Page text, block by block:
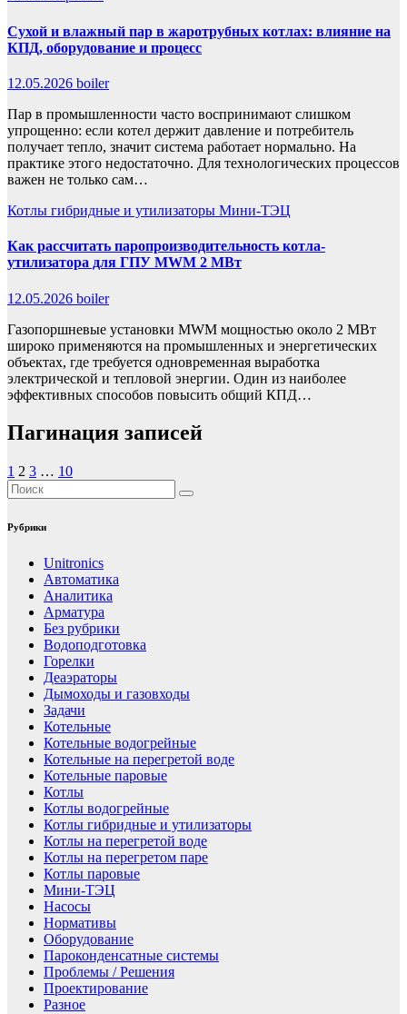
Сухой и влажный пар в жаротрубных котлах: влияние на
КПД, оборудование и процесс
12.05.2026 boiler
Пар в промышленности часто воспринимают слишком
упрощенно: если котел держит давление и потребитель
получает тепло, значит система работает нормально. На
практике этого недостаточно. Для технологических процессов
важен не только сам…
Котлы гибридные и утилизаторы Мини-ТЭЦ
Как рассчитать паропроизводительность котла-
утилизатора для ГПУ MWM 2 МВт
12.05.2026 boiler
Газопоршневые установки MWM мощностью около 2 МВт
широко применяются на промышленных и энергетических
объектах, где требуется одновременная выработка
электрической и тепловой энергии. Один из наиболее
эффективных способов повысить общий КПД…
Пагинация записей
1 2 3 … 10
Рубрики
Unitronics
Автоматика
Аналитика
Арматура
Без рубрики
Водоподготовка
Горелки
Деаэраторы
Дымоходы и газовходы
Задачи
Котельные
Котельные водогрейные
Котельные на перегретой воде
Котельные паровые
Котлы
Котлы водогрейные
Котлы гибридные и утилизаторы
Котлы на перегретой воде
Котлы на перегретом паре
Котлы паровые
Мини-ТЭЦ
Насосы
Нормативы
Оборудование
Пароконденсатные системы
Проблемы / Решения
Проектирование
Разное